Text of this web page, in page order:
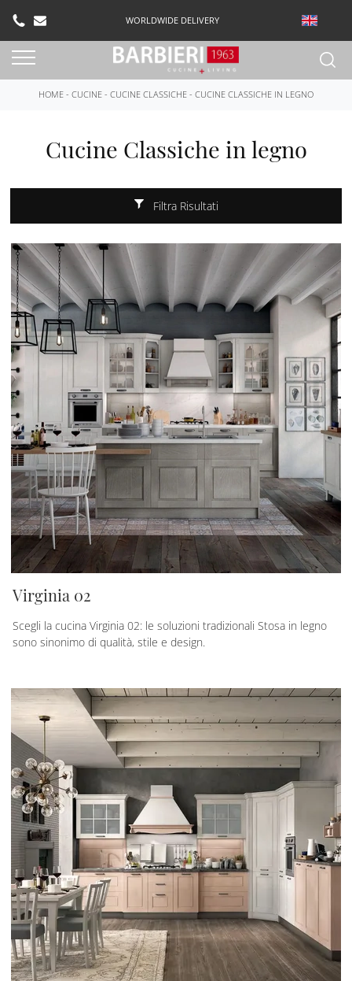
WORLDWIDE DELIVERY
HOME - CUCINE - CUCINE CLASSICHE - CUCINE CLASSICHE IN LEGNO
Cucine Classiche in legno
Filtra Risultati
Virginia 02
Scegli la cucina Virginia 02: le soluzioni tradizionali Stosa in legno
sono sinonimo di qualità, stile e design.